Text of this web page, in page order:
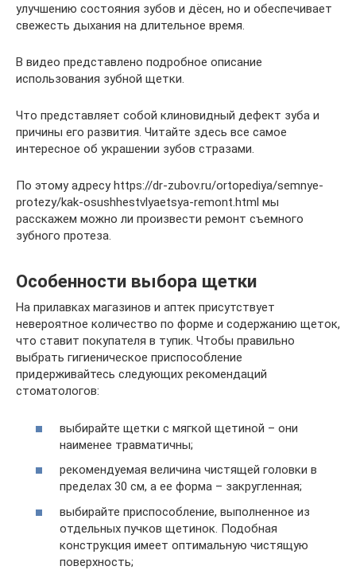
улучшению состояния зубов и дёсен, но и обеспечивает
свежесть дыхания на длительное время.
В видео представлено подробное описание
использования зубной щетки.
Что представляет собой клиновидный дефект зуба и
причины его развития. Читайте здесь все самое
интересное об украшении зубов стразами.
По этому адресу https://dr-zubov.ru/ortopediya/semnye-
protezy/kak-osushhestvlyaetsya-remont.html мы
расскажем можно ли произвести ремонт съемного
зубного протеза.
Особенности выбора щетки
На прилавках магазинов и аптек присутствует
невероятное количество по форме и содержанию щеток,
что ставит покупателя в тупик. Чтобы правильно
выбрать гигиеническое приспособление
придерживайтесь следующих рекомендаций
стоматологов:
выбирайте щетки с мягкой щетиной – они
наименее травматичны;
рекомендуемая величина чистящей головки в
пределах 30 см, а ее форма – закругленная;
выбирайте приспособление, выполненное из
отдельных пучков щетинок. Подобная
конструкция имеет оптимальную чистящую
поверхность;